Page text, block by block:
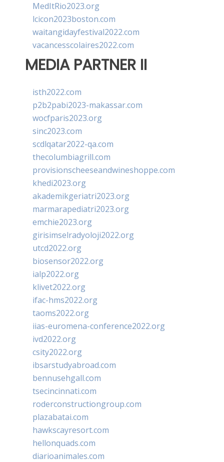
MedItRio2023.org
lcicon2023boston.com
waitangidayfestival2022.com
vacancesscolaires2022.com
MEDIA PARTNER II
isth2022.com
p2b2pabi2023-makassar.com
wocfparis2023.org
sinc2023.com
scdlqatar2022-qa.com
thecolumbiagrill.com
provisionscheeseandwineshoppe.com
khedi2023.org
akademikgeriatri2023.org
marmarapediatri2023.org
emchie2023.org
girisimselradyoloji2022.org
utcd2022.org
biosensor2022.org
ialp2022.org
klivet2022.org
ifac-hms2022.org
taoms2022.org
iias-euromena-conference2022.org
ivd2022.org
csity2022.org
ibsarstudyabroad.com
bennusehgall.com
tsecincinnati.com
roderconstructiongroup.com
plazabatai.com
hawkscayresort.com
hellonquads.com
diarioanimales.com